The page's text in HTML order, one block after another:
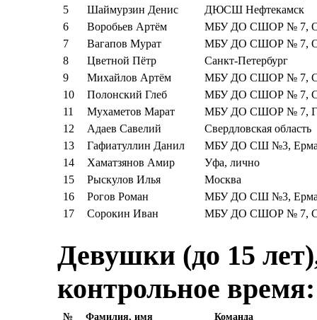
5
Шаймурзин Денис
ДЮСШ Нефтекамск
6
Воробьев Артём
МБУ ДО СШОР № 7,
7
Вагапов Мурат
МБУ ДО СШОР № 7,
8
Цветной Пётр
Санкт-Петербург
9
Михайлов Артём
МБУ ДО СШОР № 7,
10
Полонский Глеб
МБУ ДО СШОР № 7,
11
Мухаметов Марат
МБУ ДО СШОР № 7,
12
Адаев Савелий
Свердловская область
13
Гафиатуллин Данил
МБУ ДО СШ №3,
14
Хаматзянов Амир
Уфа, лично
15
Рыскулов Илья
Москва
16
Рогов Роман
МБУ ДО СШ №3,
17
Сорокин Иван МБУ ДО СШОР № 7,
Девушки (до 15
контрольное
№ Фамилия, имя Команда